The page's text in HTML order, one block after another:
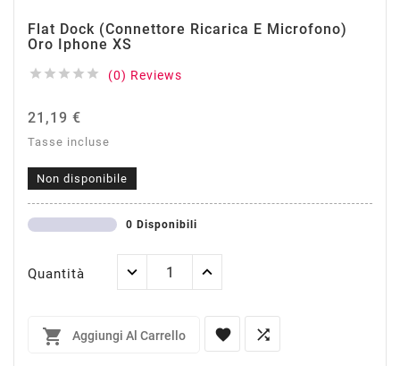
Flat Dock (Connettore Ricarica E Microfono)
Oro Iphone XS
     (0) Reviews
21,19 €
Tasse incluse
Non disponibile
0 Disponibili
Quantità
 Aggiungi Al Carrello  